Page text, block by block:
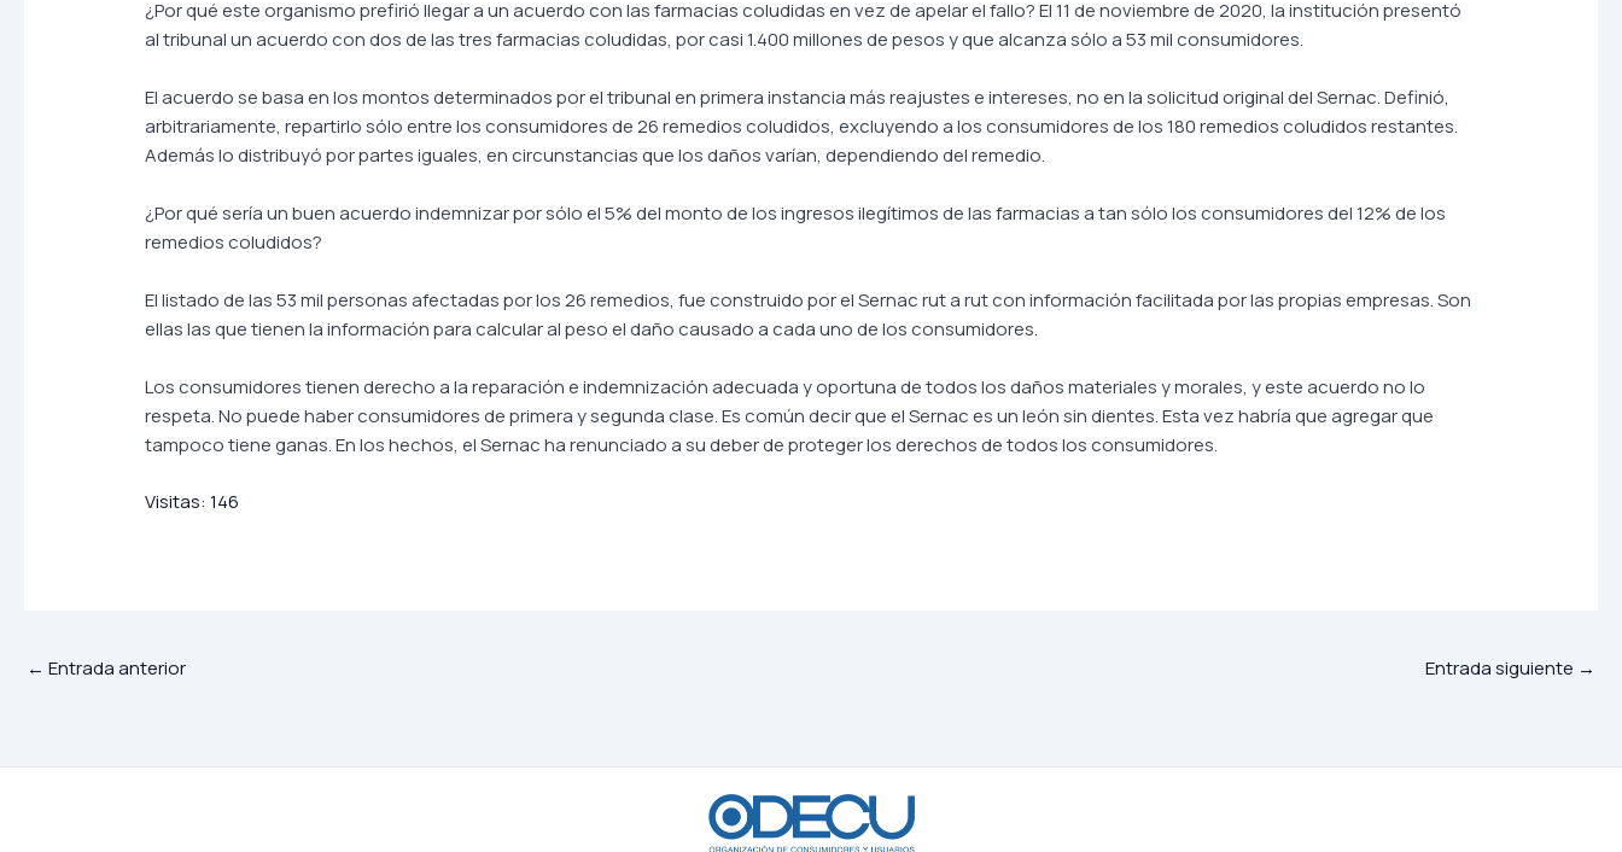
¿Por qué este organismo prefirió llegar a un acuerdo con las farmacias coludidas en vez de apelar el fallo? El 11 de noviembre de 2020, la institución presentó
al tribunal un acuerdo con dos de las tres farmacias coludidas, por casi 1.400 millones de pesos y que alcanza sólo a 53 mil consumidores.
El acuerdo se basa en los montos determinados por el tribunal en primera instancia más reajustes e intereses, no en la solicitud original del Sernac. Definió,
arbitrariamente, repartirlo sólo entre los consumidores de 26 remedios coludidos, excluyendo a los consumidores de los 180 remedios coludidos restantes.
Además lo distribuyó por partes iguales, en circunstancias que los daños varían, dependiendo del remedio.
¿Por qué sería un buen acuerdo indemnizar por sólo el 5% del monto de los ingresos ilegítimos de las farmacias a tan sólo los consumidores del 12% de los
remedios coludidos?
El listado de las 53 mil personas afectadas por los 26 remedios, fue construido por el Sernac rut a rut con información facilitada por las propias empresas. Son
ellas las que tienen la información para calcular al peso el daño causado a cada uno de los consumidores.
Los consumidores tienen derecho a la reparación e indemnización adecuada y oportuna de todos los daños materiales y morales, y este acuerdo no lo
respeta. No puede haber consumidores de primera y segunda clase. Es común decir que el Sernac es un león sin dientes. Esta vez habría que agregar que
tampoco tiene ganas. En los hechos, el Sernac ha renunciado a su deber de proteger los derechos de todos los consumidores.
Visitas: 146
← Entrada anterior Entrada siguiente →